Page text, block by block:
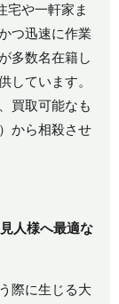
宅や一軒家ま
つ迅速に作業
多数名在籍し
しています。
買取可能なも
から相殺させ
人様へ最適な
際に生じる大